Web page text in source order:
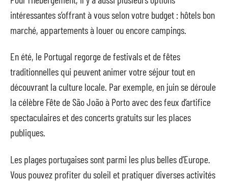
intéressantes s’offrant à vous selon votre budget : hôtels bon
marché, appartements à louer ou encore campings.
En été, le Portugal regorge de festivals et de fêtes
traditionnelles qui peuvent animer votre séjour tout en
découvrant la culture locale. Par exemple, en juin se déroule
la célèbre Fête de São João à Porto avec des feux d’artifice
spectaculaires et des concerts gratuits sur les places
publiques.
Les plages portugaises sont parmi les plus belles d’Europe.
Vous pouvez profiter du soleil et pratiquer diverses activités